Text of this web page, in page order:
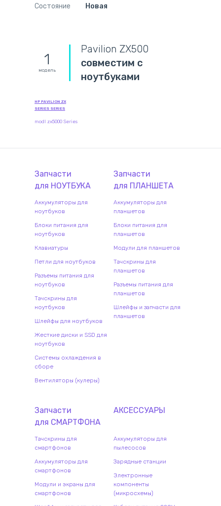
Состояние
Новая
1
модель
Pavilion ZX500
совместим с
ноутбуками
HP PAVILION ZX
SERIES SERIES
modl zx5000 Series
Запчасти
для НОУТБУКА
Аккумуляторы для
ноутбуков
Блоки питания для
ноутбуков
Клавиатуры
Петли для ноутбуков
Разъемы питания для
ноутбуков
Тачскрины для
ноутбуков
Шлейфы для ноутбуков
Жесткие диски и SSD для
ноутбуков
Системы охлаждения в
сборе
Вентиляторы (кулеры)
Запчасти
для ПЛАНШЕТА
Аккумуляторы для
планшетов
Блоки питания для
планшетов
Модули для планшетов
Тачскрины для
планшетов
Разъемы питания для
планшетов
Шлейфы и запчасти для
планшетов
Запчасти
для СМАРТФОНА
Тачскрины для
смартфонов
Аккумуляторы для
смартфонов
Модули и экраны для
смартфонов
АКСЕССУАРЫ
Аккумуляторы для
пылесосов
Зарядные станции
Электронные
компоненты
(микросхемы)